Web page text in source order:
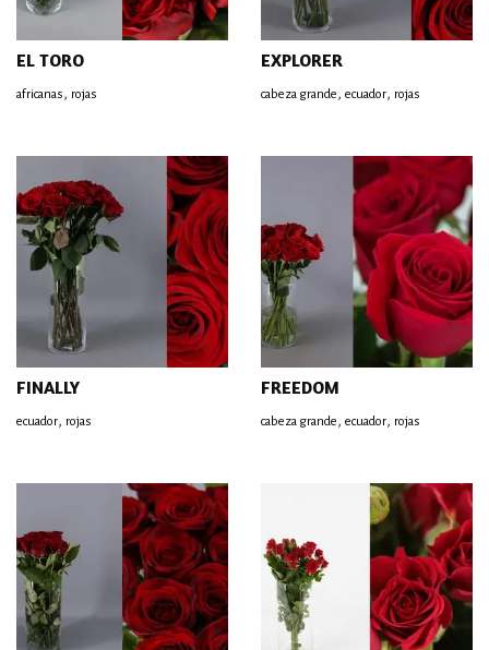
EL TORO
africanas, rojas
EXPLORER
cabeza grande, ecuador, rojas
FINALLY
ecuador, rojas
FREEDOM
cabeza grande, ecuador, rojas